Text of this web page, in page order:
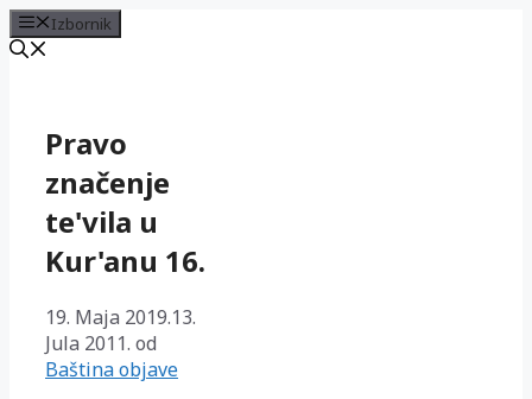
Izbornik
sadržajPravo
značenje
te'vila u
Kur'anu 16.
19. Maja 2019.13.
Jula 2011. od
Baština objave